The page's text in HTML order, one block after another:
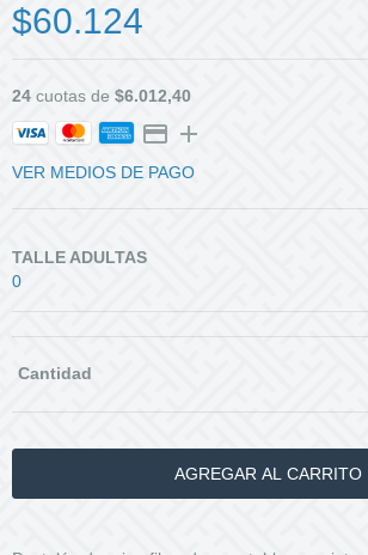
$60.124
24 cuotas de $6.012,40
VER MEDIOS DE PAGO
TALLE ADULTAS
0
Cantidad